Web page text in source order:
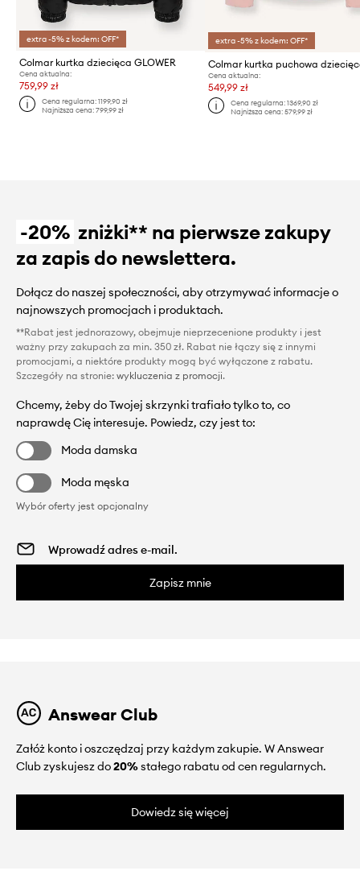
extra -5% z kodem: OFF*
Colmar kurtka dziecięca GLOWER
Cena aktualna:
759,99 zł
Cena regularna:1199,90 zł
Najniższa cena:799,99 zł
extra -5% z kodem: OFF*
Cena aktualna:
549,99 zł
Cena regularna: 1369,90 zł
Najniższa cena: 579,99 zł
-20% zniżki** na pierwsze zakupy
za zapis do newslettera.
Dołącz do naszej społeczności, aby otrzymywać informacje o
najnowszych promocjach i produktach.
**Rabat jest jednorazowy, obejmuje nieprzecenione produkty i jest
ważny przy zakupach za min. 350 zł. Rabat nie łączy się z innymi
promocjami, a niektóre produkty mogą być wyłączone z rabatu.
Szczegóły na stronie: wykluczenia z promocji.
Chcemy, żeby do Twojej skrzynki trafiało tylko to, co
naprawdę Cię interesuje. Powiedz, czy jest to:
Moda damska
Moda męska
Wybór oferty jest opcjonalny
Zapisz mnie
Answear Club
Załóż konto i oszczędzaj przy każdym zakupie. W Answear
Club zyskujesz do20%stałego rabatu od cen regularnych.
Dowiedz się więcej